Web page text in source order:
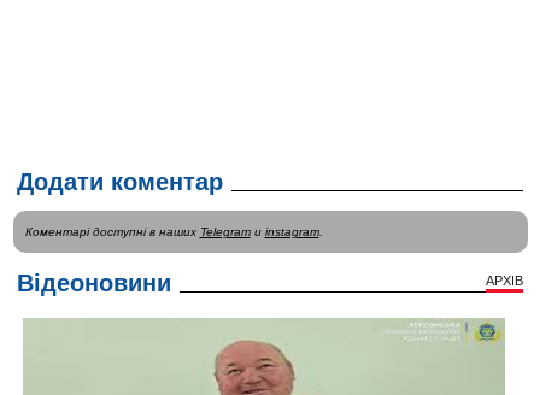
Додати коментар
Коментарі доступні в наших Telegramи instagram.
Відеоновини АРХІВ